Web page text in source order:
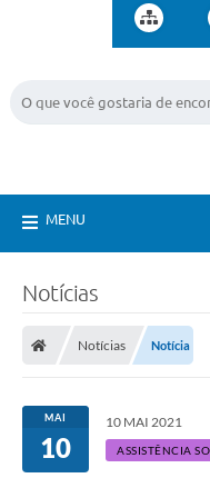
MENU
Notícias
Notícias Notícia
MAI
10
10 MAI 2021
ASSISTÊNCIA